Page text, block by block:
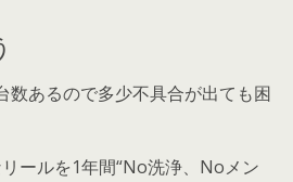
数あるので多少不具合が出ても困
ールを1年間“No洗浄、Noメン